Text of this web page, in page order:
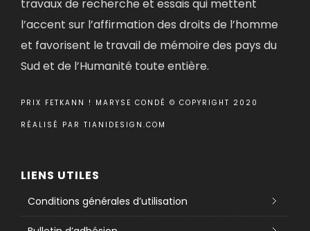
travaux de recherche et essais qui mettent
l’accent sur l’affirmation des droits de l’homme
et favorisent le travail de mémoire des pays du
Sud et de l’Humanité toute entière.
PRIX FETKANN ! MARYSE CONDÉ © COPYRIGHT 2020
RÉALISÉ PAR TIANIDESIGN.COM
LIENS UTILES
Conditions générales d’utilisation